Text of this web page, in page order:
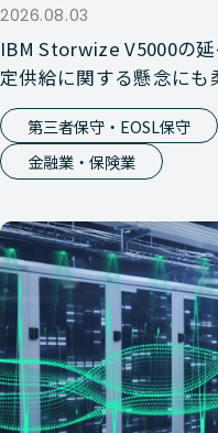
2026.08.03
IBM Storwize V5000の
定供給に関する懸念にも
第三者保守・EOSL保守
金融業・保険業